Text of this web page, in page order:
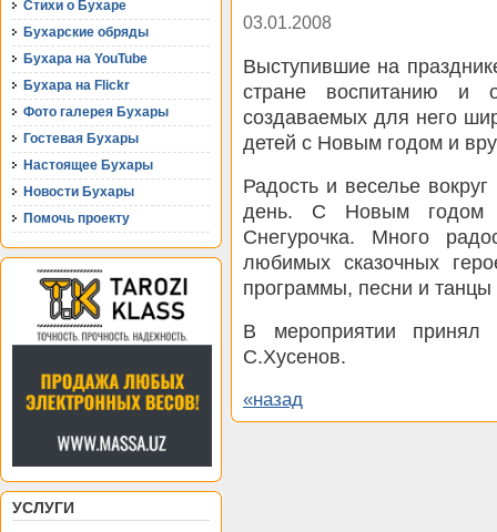
Стихи о Бухаре
Бухарские обряды
Бухара на YouTube
Бухара на Flickr
Фото галерея Бухары
Гостевая Бухары
Настоящее Бухары
Новости Бухары
Помочь проекту
УСЛУГИ
03.01.2008
Выступившие на
стране воспитанию и
создаваемых для него
детей с Новым годом и
Радость и веселье
день. С Новым годом
Снегурочка. Много
любимых сказочных
программы, песни и танцы
В мероприятии принял
С.Хусенов.
«назад